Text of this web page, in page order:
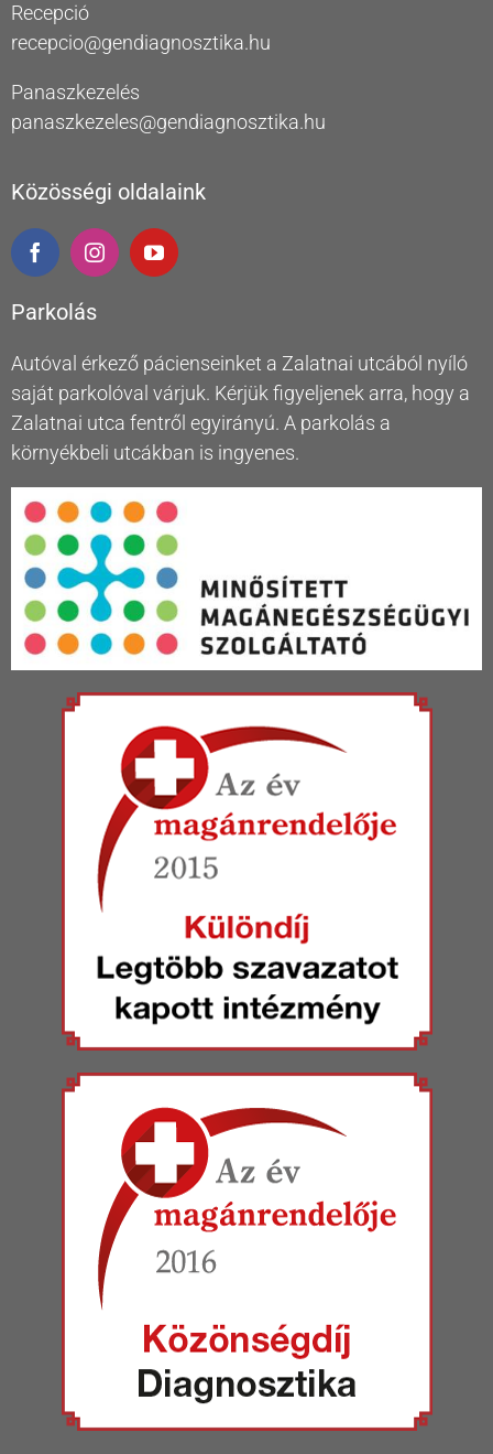
Recepció
recepcio@gendiagnosztika.hu
Panaszkezelés
panaszkezeles@gendiagnosztika.hu
Közösségi oldalaink
Parkolás
Autóval érkező pácienseinket a Zalatnai utcából nyíló
saját parkolóval várjuk. Kérjük figyeljenek arra, hogy a
Zalatnai utca fentről egyirányú. A parkolás a
környékbeli utcákban is ingyenes.